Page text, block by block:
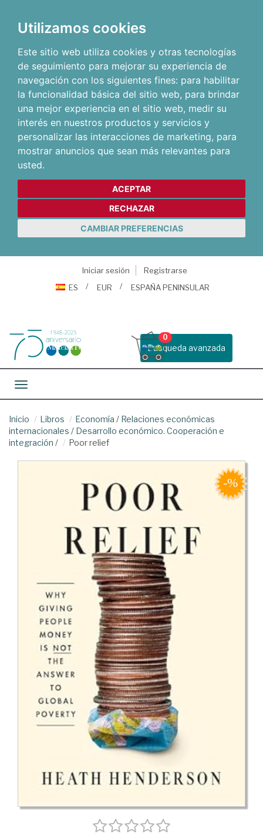
Utilizamos cookies
Este sitio web utiliza cookies y otras tecnologías
de seguimiento para mejorar su experiencia de
navegación con los siguientes fines: para habilitar
la funcionalidad básica del sitio web, para brindar
una mejor experiencia en el sitio web, medir su
interés en nuestros productos y servicios y
personalizar las interacciones de marketing, para
mostrar anuncios que sean más relevantes para
usted.
ACEPTAR
RECHAZAR
CAMBIAR PREFERENCIAS
Iniciar sesión
Registrarse
ES
EUR ESPAÑA PENINSULAR
Busqueda avanzada
0
Toggle navigation
Inicio Libros Economía / Relaciones económicas
internacionales / Desarrollo económico. Cooperación e
integración / Poor relief